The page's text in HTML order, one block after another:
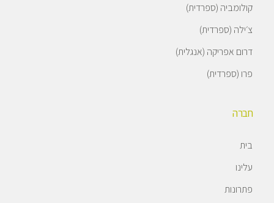
קולומביה (ספרדית)
צ׳ילה (ספרדית)
דרום אפריקה (אנגלית)
פרו (ספרדית)
חברה
בית
עלינו
פתרונות